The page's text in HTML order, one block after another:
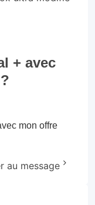
+ avec
mon offre
au message